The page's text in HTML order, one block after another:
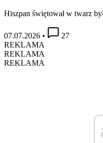
Hiszpan świętował w twarz
07.07.2026 •
27
REKLAMA
REKLAMA
REKLAMA